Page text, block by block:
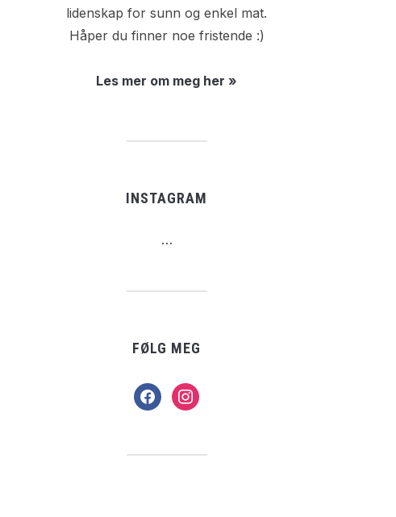
lidenskap for sunn og enkel mat.
Håper du finner noe fristende :)
Les mer om meg her »
INSTAGRAM
…
FØLG MEG
facebookinstagram